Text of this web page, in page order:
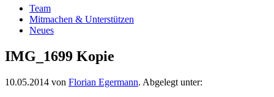
Team
Mitmachen & Unterstützen
Neues
IMG_1699 Kopie
10.05.2014 von Florian Egermann. Abgelegt unter: